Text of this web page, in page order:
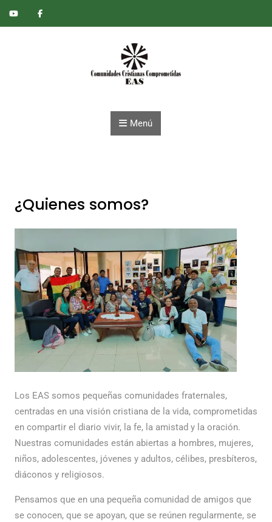
Saltar al contenido
Menú
¿Quienes somos?
Los EAS somos pequeñas comunidades fraternales,
centradas en una visión cristiana de la vida, comprometidas
en compartir el diario vivir, la fe, la amistad y la oración.
Nuestras comunidades están abiertas a hombres, mujeres,
niños, adolescentes, jóvenes y adultos, célibes, presbíteros,
diáconos y religiosos.
Pensamos que en una pequeña comunidad de amigos que
se conocen, que se apoyan, que se reúnen regularmente, se